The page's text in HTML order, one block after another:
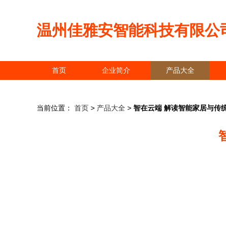
温州佳雅安智能科技有限公
首页 企业简介 产品大全
当前位置： 首页 > 产品大全 > 智在云端 解读智能家居与传